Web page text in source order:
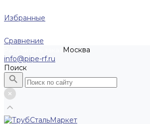
Избранные
Сравнение
Москва
info@pipe-rf.ru
Поиск